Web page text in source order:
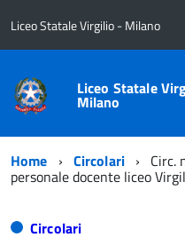
Liceo Statale Virgilio - Milano
Liceo Statale
Milano
Home Circolari Circ.
personale docente liceo
Circolari